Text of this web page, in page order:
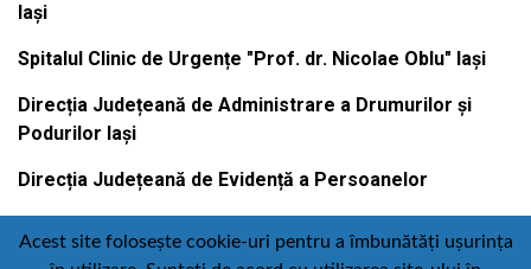
Iași
Spitalul Clinic de Urgențe "Prof. dr. Nicolae Oblu" Iași
Direcția Județeană de Administrare a Drumurilor și
Podurilor Iași
Direcția Județeană de Evidență a Persoanelor
Acest site folosește cookie-uri pentru a îmbunătăți ușurința